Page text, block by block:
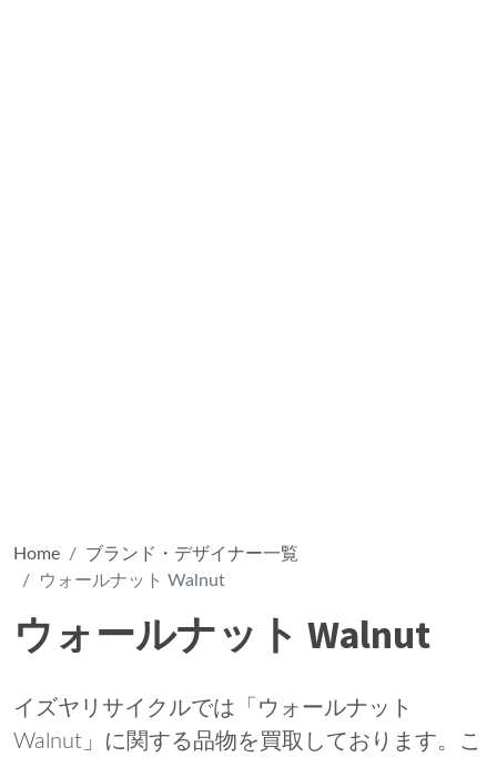
Home
ブランド・デザイナー一覧
ウォールナット Walnut
ウォールナット Walnut
イズヤリサイクルでは「ウォールナット
Walnut」に関する品物を買取しております。こ